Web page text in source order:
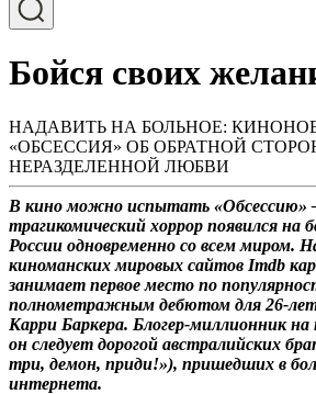
Бойся своих
НАДАВИТЬ НА БОЛЬНОЕ:
«ОБСЕССИЯ» ОБ ОБРАТНОЙ
НЕРАЗДЕЛЕННОЙ ЛЮБВИ
В кино можно испытать «Обсессию»
трагикомический хоррор появился на
России одновременно со всем миром.
киноманских мировых сайтов Imdb
занимает первое место по
полнометражным дебютом для 26-
Карри Баркера. Блогер-миллионник
он следует дорогой австралийских
три, демон, приди!»), пришедших в
интернета.